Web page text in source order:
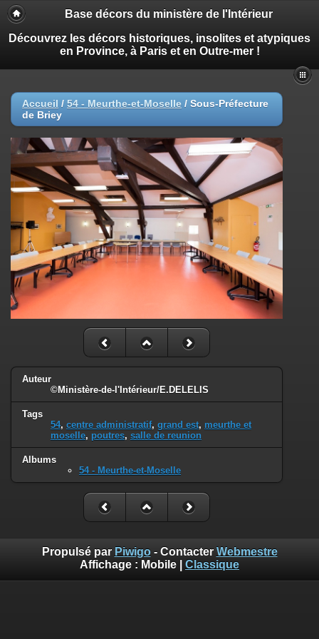
Base décors du ministère de l'Intérieur
Découvrez les décors historiques, insolites et atypiques
en Province, à Paris et en Outre-mer !
Accueil / 54 - Meurthe-et-Moselle / Sous-Préfecture
de Briey
Auteur
©Ministère-de-l'Intérieur/E.DELELIS
Tags
54, centre administratif, grand est, meurthe et
moselle, poutres, salle de reunion
Albums
54 - Meurthe-et-Moselle
Propulsé par Piwigo- Contacter Webmestre
Affichage : Mobile Classique